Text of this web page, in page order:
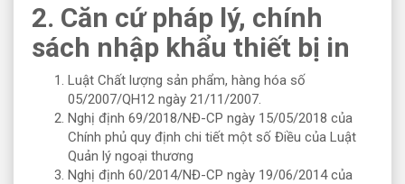
2. Căn cứ pháp lý, chính
sách nhập khẩu thiết bị in
Luật Chất lượng sản phẩm, hàng hóa số
05/2007/QH12 ngày 21/11/2007.
Nghị định 69/2018/NĐ-CP ngày 15/05/2018 của
Chính phủ quy định chi tiết một số Điều của Luật
Quản lý ngoại thương
Nghị định 60/2014/NĐ-CP ngày 19/06/2014 của